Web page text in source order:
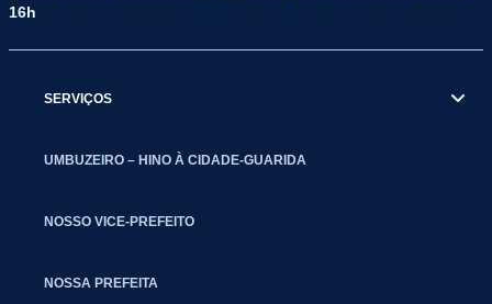
16h
SERVIÇOS
UMBUZEIRO – HINO À CIDADE-GUARIDA
NOSSO VICE-PREFEITO
NOSSA PREFEITA